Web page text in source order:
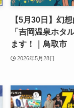
【5月30日】幻
「吉岡温泉ホタ
ます！｜鳥取市
2026年5月28日